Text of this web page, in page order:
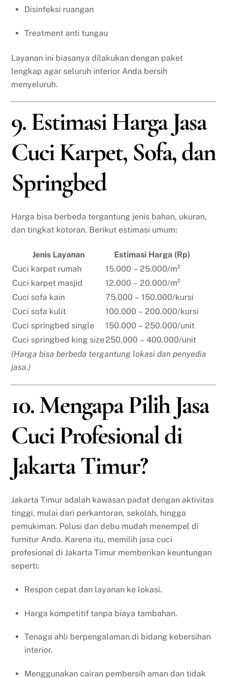
Disinfeksi ruangan
Treatment anti tungau
Layanan ini biasanya dilakukan dengan paket
lengkap agar seluruh interior Anda bersih
menyeluruh.
9. Estimasi Harga Jasa
Cuci Karpet, Sofa, dan
Springbed
Harga bisa berbeda tergantung jenis bahan, ukuran,
dan tingkat kotoran. Berikut estimasi umum:
Jenis Layanan
Estimasi Harga (Rp)
Cuci karpet rumah
15.000 – 25.000/m²
Cuci karpet masjid
12.000 – 20.000/m²
Cuci sofa kain
75.000 – 150.000/kursi
Cuci sofa kulit
100.000 – 200.000/kursi
Cuci springbed single
150.000 – 250.000/unit
Cuci springbed king size250.000 – 400.000/unit
(Harga bisa berbeda tergantung lokasi dan penyedia
jasa.)
10. Mengapa Pilih Jasa
Cuci Profesional di
Jakarta Timur?
Jakarta Timur adalah kawasan padat dengan aktivitas
tinggi, mulai dari perkantoran, sekolah, hingga
pemukiman. Polusi dan debu mudah menempel di
furnitur Anda. Karena itu, memilih jasa cuci
profesional di Jakarta Timur memberikan keuntungan
seperti:
Respon cepat dan layanan ke lokasi.
Harga kompetitif tanpa biaya tambahan.
Tenaga ahli berpengalaman di bidang kebersihan
interior.
Menggunakan cairan pembersih aman dan tidak